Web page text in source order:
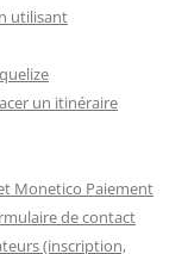
utilisant
un itinéraire
Monetico Paiement
de contact
(inscription,